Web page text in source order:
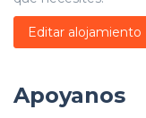
Editar alojamiento
Apoyanos